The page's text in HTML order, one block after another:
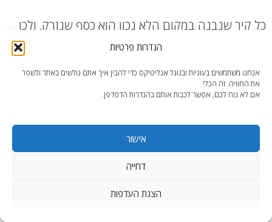
הגדרות פרטיות
אנחנו משתמשים בעוגיות ובגוגל אנליטיקס כדי להבין איך אתם גולשים באתר ולשפר
את החוויה. זה הכל!
אם לא נוח לכם, אפשר לכבות אותם בהגדרות הדפדפן.
אישור
דחייה
הצגת העדפות
כל קיר שנבנה במקום הלא נכון הוא כסף שנזרק, ולכן
אני מזמין אתכם לקחת את הנכס שלכם לשלב הבא, לא
עוד "שיפוץ נחמד", אלא מהלך אסטרטגי של השבחה.
נבין יחד מה הפוטנציאל האמיתי של הנכס.
עיצוב פנים ותכנון:נייצר תוכנית "מחוץ לקופסה"
שתמקסם כל סנטימטר.